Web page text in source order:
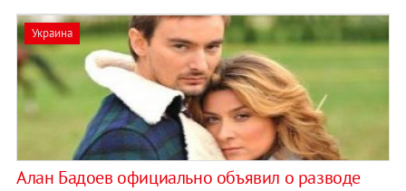
Украина
Алан Бадоев официально объявил о разводе